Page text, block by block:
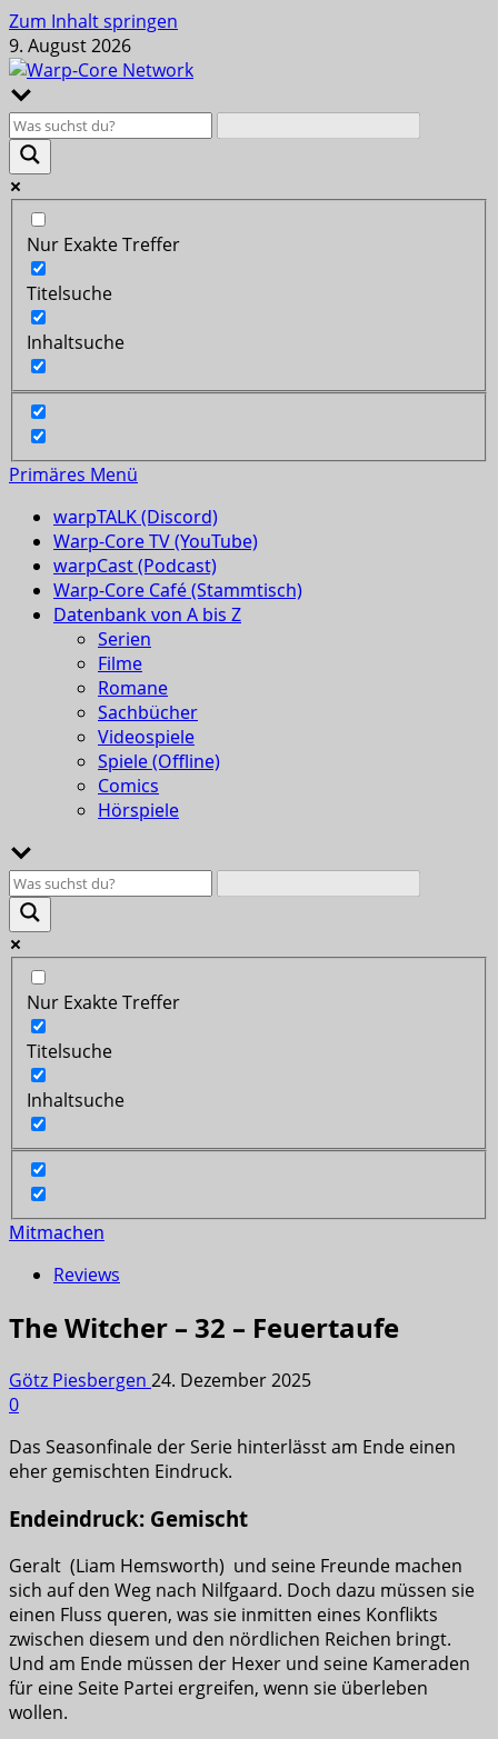
Zum Inhalt springen
9. August 2026
Nur Exakte Treffer
Titelsuche
Inhaltsuche
Primäres Menü
warpTALK (Discord)
Warp-Core TV (YouTube)
warpCast (Podcast)
Warp-Core Café (Stammtisch)
Datenbank von A bis Z
Serien
Filme
Romane
Sachbücher
Videospiele
Spiele (Offline)
Comics
Hörspiele
Nur Exakte Treffer
Titelsuche
Inhaltsuche
Mitmachen
Reviews
The Witcher – 32 – Feuertaufe
Götz Piesbergen 24. Dezember 2025
0
Das Seasonfinale der Serie hinterlässt am Ende einen
eher gemischten Eindruck.
Endeindruck: Gemischt
Geralt (Liam Hemsworth) und seine Freunde machen
sich auf den Weg nach Nilfgaard. Doch dazu müssen sie
einen Fluss queren, was sie inmitten eines Konflikts
zwischen diesem und den nördlichen Reichen bringt.
Und am Ende müssen der Hexer und seine Kameraden
für eine Seite Partei ergreifen, wenn sie überleben
wollen.